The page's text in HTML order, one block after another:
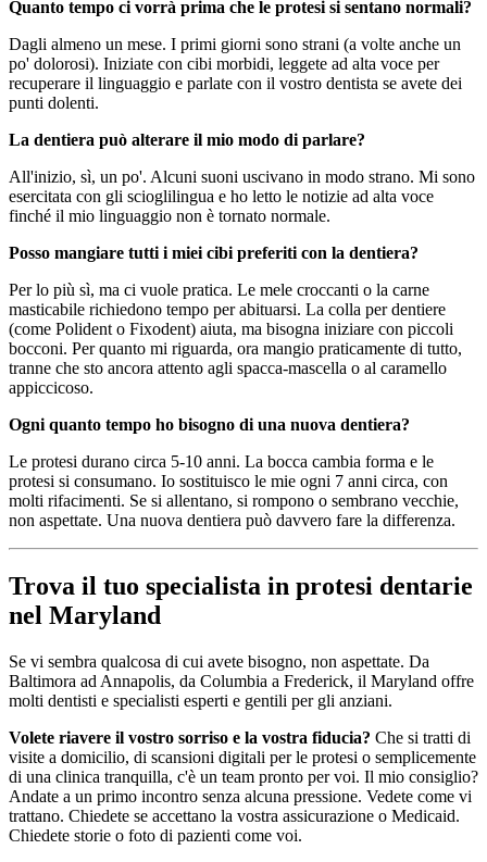
Quanto tempo ci vorrà prima che le protesi si sentano normali?
Dagli almeno un mese. I primi giorni sono strani (a volte anche un
po' dolorosi). Iniziate con cibi morbidi, leggete ad alta voce per
recuperare il linguaggio e parlate con il vostro dentista se avete dei
punti dolenti.
La dentiera può alterare il mio modo di parlare?
All'inizio, sì, un po'. Alcuni suoni uscivano in modo strano. Mi sono
esercitata con gli scioglilingua e ho letto le notizie ad alta voce
finché il mio linguaggio non è tornato normale.
Posso mangiare tutti i miei cibi preferiti con la dentiera?
Per lo più sì, ma ci vuole pratica. Le mele croccanti o la carne
masticabile richiedono tempo per abituarsi. La colla per dentiere
(come Polident o Fixodent) aiuta, ma bisogna iniziare con piccoli
bocconi. Per quanto mi riguarda, ora mangio praticamente di tutto,
tranne che sto ancora attento agli spacca-mascella o al caramello
appiccicoso.
Ogni quanto tempo ho bisogno di una nuova dentiera?
Le protesi durano circa 5-10 anni. La bocca cambia forma e le
protesi si consumano. Io sostituisco le mie ogni 7 anni circa, con
molti rifacimenti. Se si allentano, si rompono o sembrano vecchie,
non aspettate. Una nuova dentiera può davvero fare la differenza.
Trova il tuo specialista in protesi dentarie
nel Maryland
Se vi sembra qualcosa di cui avete bisogno, non aspettate. Da
Baltimora ad Annapolis, da Columbia a Frederick, il Maryland offre
molti dentisti e specialisti esperti e gentili per gli anziani.
Volete riavere il vostro sorriso e la vostra fiducia? Che si tratti di
visite a domicilio, di scansioni digitali per le protesi o semplicemente
di una clinica tranquilla, c'è un team pronto per voi. Il mio consiglio?
Andate a un primo incontro senza alcuna pressione. Vedete come vi
trattano. Chiedete se accettano la vostra assicurazione o Medicaid.
Chiedete storie o foto di pazienti come voi.